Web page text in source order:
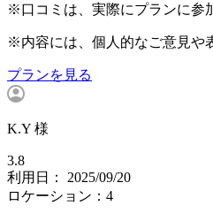
※口コミは、実際にプランに参
※内容には、個人的なご意見や
プランを見る
K.Y 様
3.8
利用日： 2025/09/20
ロケーション：4